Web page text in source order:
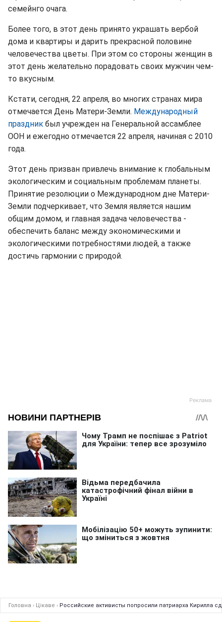
семейнго очага.
Более того, в этот день принято украшать вербой
дома и квартиры и дарить прекрасной половине
человечества цветы. При этом со стороны женщин в
этот день желательно порадовать своих мужчин чем-
то вкусным.
Кстати, сегодня, 22 апреля, во многих странах мира
отмечается День Матери-Земли. Международный
праздник был учрежден на Генеральной ассамблее
ООН и ежегодно отмечается 22 апреля, начиная с 2010
года.
Этот день призван привлечь внимание к глобальным
экологическим и социальным проблемам планеты.
Принятие резолюции о Международном дне Матери-
Земли подчеркивает, что Земля является нашим
общим домом, и главная задача человечества -
обеспечить баланс между экономическими и
экологическими потребностями людей, а также
достичь гармонии с природой.
Головна › Цікаве › Российские активисты попросили патриарха Кирилла